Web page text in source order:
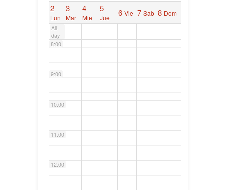
2
Lun
3
Mar
4
Mie
5
Jue 6 Vie 7 Sab 8 Dom
All-
day
7:00
8:00
9:00
10:00
11:00
12:00